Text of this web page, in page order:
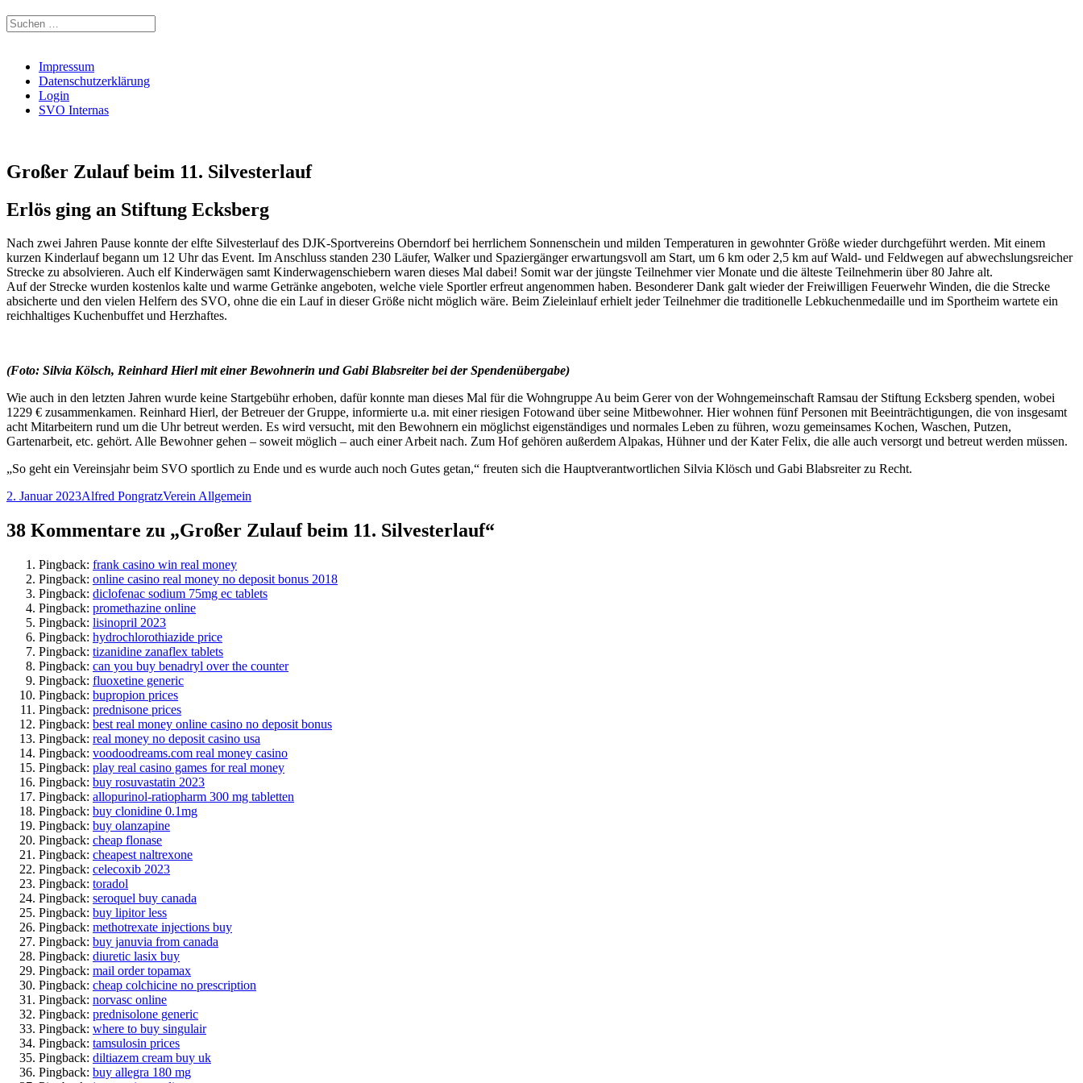
Suchen
nach:
Impressum
Datenschutzerklärung
Login
SVO Internas
Großer Zulauf beim 11. Silvesterlauf
Erlös ging an Stiftung Ecksberg
Nach zwei Jahren Pause konnte der elfte Silvesterlauf des DJK-Sportvereins Oberndorf bei herrlichem Sonnenschein und milden Temperaturen in gewohnter Größe wieder durchgeführt werden. Mit einem
kurzen Kinderlauf begann um 12 Uhr das Event. Im Anschluss standen 230 Läufer, Walker und Spaziergänger erwartungsvoll am Start, um 6 km oder 2,5 km auf Wald- und Feldwegen auf abwechslungsreicher
Strecke zu absolvieren. Auch elf Kinderwägen samt Kinderwagenschiebern waren dieses Mal dabei! Somit war der jüngste Teilnehmer vier Monate und die älteste Teilnehmerin über 80 Jahre alt.
Auf der Strecke wurden kostenlos kalte und warme Getränke angeboten, welche viele Sportler erfreut angenommen haben. Besonderer Dank galt wieder der Freiwilligen Feuerwehr Winden, die die Strecke
absicherte und den vielen Helfern des SVO, ohne die ein Lauf in dieser Größe nicht möglich wäre. Beim Zieleinlauf erhielt jeder Teilnehmer die traditionelle Lebkuchenmedaille und im Sportheim wartete ein
reichhaltiges Kuchenbuffet und Herzhaftes.
(Foto: Silvia Kölsch, Reinhard Hierl mit einer Bewohnerin und Gabi Blabsreiter bei der Spendenübergabe)
Wie auch in den letzten Jahren wurde keine Startgebühr erhoben, dafür konnte man dieses Mal für die Wohngruppe Au beim Gerer von der Wohngemeinschaft Ramsau der Stiftung Ecksberg spenden, wobei
1229 € zusammenkamen. Reinhard Hierl, der Betreuer der Gruppe, informierte u.a. mit einer riesigen Fotowand über seine Mitbewohner. Hier wohnen fünf Personen mit Beeinträchtigungen, die von insgesamt
acht Mitarbeitern rund um die Uhr betreut werden. Es wird versucht, mit den Bewohnern ein möglichst eigenständiges und normales Leben zu führen, wozu gemeinsames Kochen, Waschen, Putzen,
Gartenarbeit, etc. gehört. Alle Bewohner gehen – soweit möglich – auch einer Arbeit nach. Zum Hof gehören außerdem Alpakas, Hühner und der Kater Felix, die alle auch versorgt und betreut werden müssen.
„So geht ein Vereinsjahr beim SVO sportlich zu Ende und es wurde auch noch Gutes getan,“ freuten sich die Hauptverantwortlichen Silvia Klösch und Gabi Blabsreiter zu Recht.
Veröffentlicht
2. Januar 2023Autor
Alfred PongratzKategorien
Verein Allgemein
38 Kommentare zu „Großer Zulauf beim 11. Silvesterlauf“
Pingback: frank casino win real money
Pingback: online casino real money no deposit bonus 2018
Pingback: diclofenac sodium 75mg ec tablets
Pingback: promethazine online
Pingback: lisinopril 2023
Pingback: hydrochlorothiazide price
Pingback: tizanidine zanaflex tablets
Pingback: can you buy benadryl over the counter
Pingback: fluoxetine generic
Pingback: bupropion prices
Pingback: prednisone prices
Pingback: best real money online casino no deposit bonus
Pingback: real money no deposit casino usa
Pingback: voodoodreams.com real money casino
Pingback: play real casino games for real money
Pingback: buy rosuvastatin 2023
Pingback: allopurinol-ratiopharm 300 mg tabletten
Pingback: buy clonidine 0.1mg
Pingback: buy olanzapine
Pingback: cheap flonase
Pingback: cheapest naltrexone
Pingback: celecoxib 2023
Pingback: toradol
Pingback: seroquel buy canada
Pingback: buy lipitor less
Pingback: methotrexate injections buy
Pingback: buy januvia from canada
Pingback: diuretic lasix buy
Pingback: mail order topamax
Pingback: cheap colchicine no prescription
Pingback: norvasc online
Pingback: prednisolone generic
Pingback: where to buy singulair
Pingback: tamsulosin prices
Pingback: diltiazem cream buy uk
Pingback: buy allegra 180 mg